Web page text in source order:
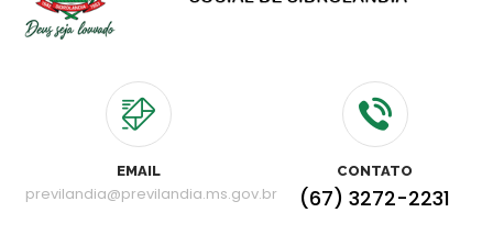
EMAIL
previlandia@previlandia.ms.gov.br
CONTATO
(67) 3272-2231